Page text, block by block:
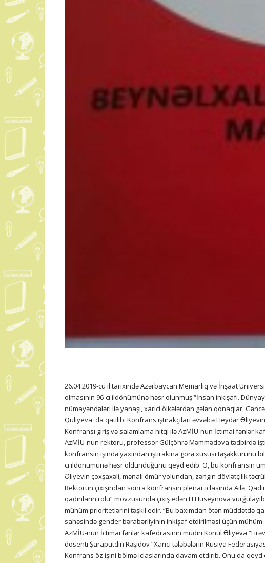
26.04.2019-cu il tarixində Azərbaycan Memarlıq və İnşaat
olmasının 96-cı ildönümünə həsr olunmuş “İnsan inkişafı.
nümayəndələri ilə yanaşı, xarici ölkələrdən gələn qonaqlar,
Quliyeva da qatılıb. Konfrans iştirakçıları əvvəlcə Heydər
Konfransı giriş və salamlama nitqi ilə AzMİU-nun İctimai fənlər
AzMİU-nun rektoru, professor Gülçöhrə Məmmədova tədbirdə
konfransın işində yaxından iştirakına görə xüsusi təşəkkürünü
cı ildönümünə həsr oldunduğunu qeyd edib. O, bu konfransın
Əliyevin çoxşaxəli, mənalı ömür yolundan, zəngin dövlətçilik
Rektorun çıxışından sonra konfransın plenar iclasında Ailə,
qadınların rolu” mövzusunda çıxış edən H.Hüseynova
mühüm prioritetlərini təşkil edir. “Bu baxımdan ötən müddətdə
sahəsində gender bərabərliyinin inkişaf etdirilməsi üçün mühüm
AzMİU-nun İctimai fənlər kafedrasının müdiri Könül Əliyeva
dosenti Şaraputdin Rəşidov “Xarici tələbələrin Rusiya
Konfrans öz işini bölmə iclaslarında davam etdirib. Onu da